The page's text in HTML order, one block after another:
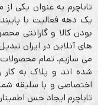
تاباچرم به عنوان یکی
یک دهه فعالیت با
بودن کالا و گارانتی
های آنلاین در ایران
می سازیم. تمام
شده اند و پلاک به کار
اختصاصی و با سلیقه
تاباچرم ایجاد حس